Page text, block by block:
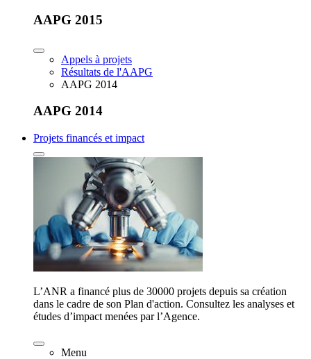
AAPG 2015
Appels à projets
Résultats de l'AAPG
AAPG 2014
AAPG 2014
Projets financés et impact
L’ANR a financé plus de 30000 projets depuis sa création
dans le cadre de son Plan d'action. Consultez les analyses et
études d’impact menées par l’Agence.
Menu